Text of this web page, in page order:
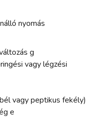
nyomás
g
vagy légzési
vagy peptikus fekély)
e